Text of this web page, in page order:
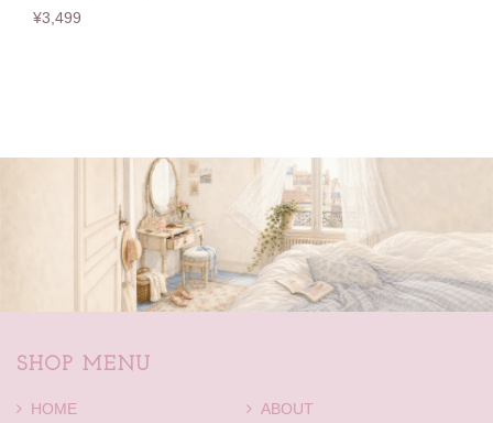
¥3,499
SHOP MENU
HOME
ABOUT